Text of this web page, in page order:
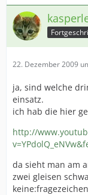
22. Dezember 2009
ja, sind welche
einsatz.
ich hab die hier
http://
da sieht man am
zwei gleisen